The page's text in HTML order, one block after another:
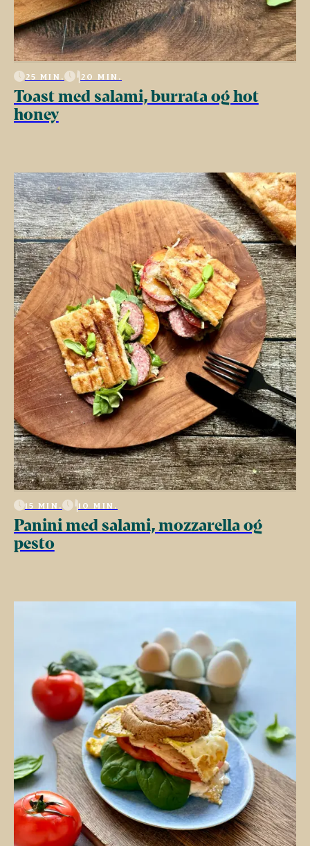
25 MIN. 20 MIN.
Toast med salami, burrata og hot
honey
15 MIN. 10 MIN.
Panini med salami, mozzarella og
pesto